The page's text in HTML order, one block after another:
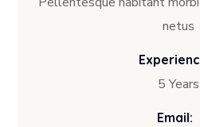
netus
5 Years
Email: